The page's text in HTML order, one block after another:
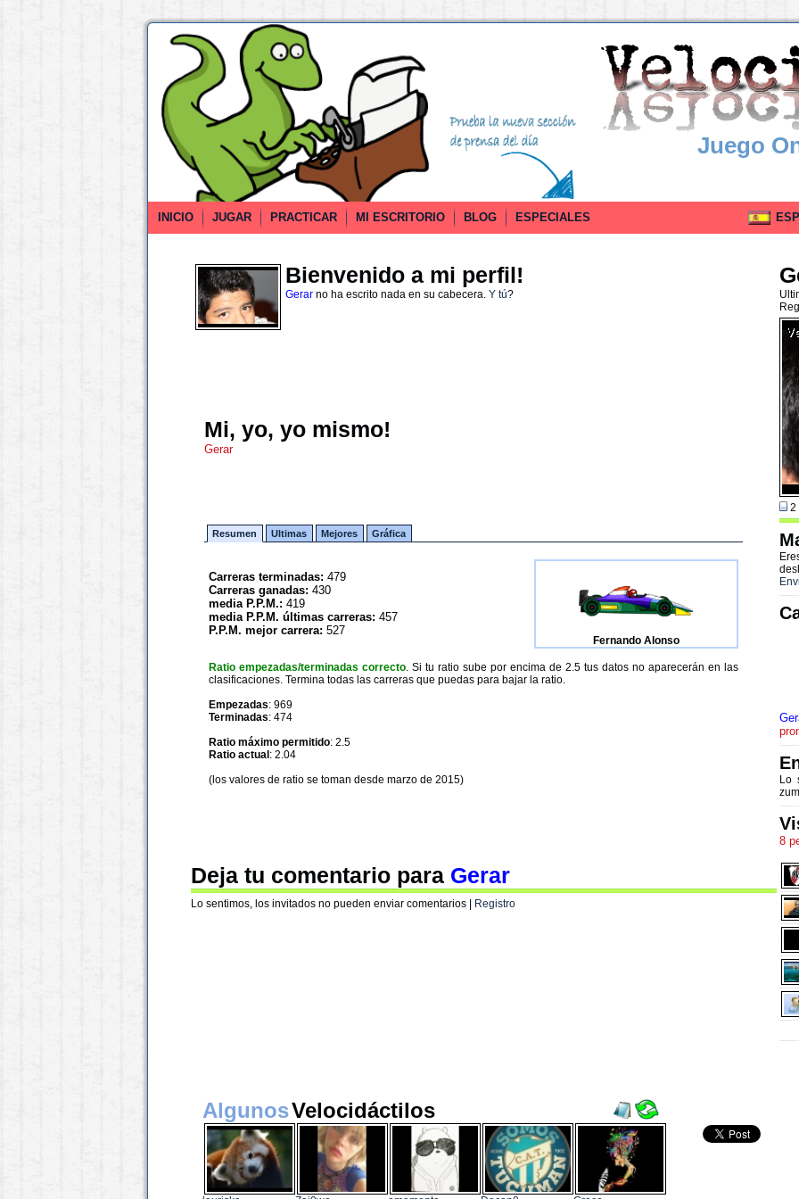
Juego
INICIO JUGAR PRACTICAR MI ESCRITORIO BLOG ESPECIALES
Bienvenido a mi perfil!
Gerarno ha escrito nada en su cabecera. Y tú?
Mi, yo, yo mismo!
Gerar
Resumen Ultimas Mejores Gráfica
Carreras terminadas: 479
Carreras ganadas: 430
media P.P.M.: 419
media P.P.M. últimas carreras: 457
P.P.M. mejor carrera: 527
Fernando Alonso
Ratio empezadas/terminadas correcto. Si tu ratio sube por encima de 2.5 tus datos no aparecerán en las
clasificaciones. Termina todas las carreras que puedas para bajar la ratio.
Empezadas: 969
Terminadas: 474
Ratio máximo permitido: 2.5
Ratio actual : 2.04
(los valores de ratio se toman desde marzo de 2015)
Deja tu comentario para Gerar
Lo sentimos, los invitados no pueden enviar comentarios | Registro
2
Lo
8
AlgunosVelocidáctilos